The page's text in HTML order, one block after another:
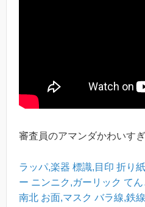
審査員のアマンダかわいす
ラッパ,楽器 標識,目印 折り
ー ニンニク,ガーリック てん
南北 お面,マスク バラ線,鉄